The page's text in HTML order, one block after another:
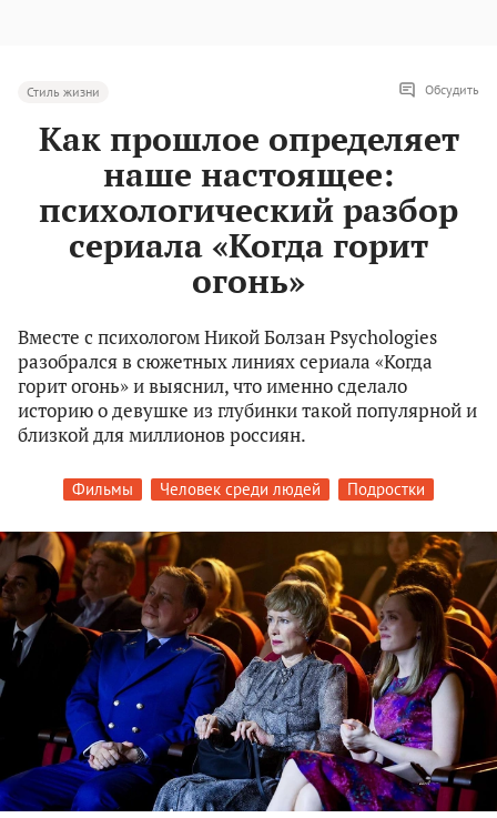
Стиль жизни Обсудить
Как прошлое определяет
наше настоящее:
психологический разбор
сериала «Когда горит
огонь»
Вместе с психологом Никой Болзан Psychologies
разобрался в сюжетных линиях сериала «Когда
горит огонь» и выяснил, что именно сделало
историю о девушке из глубинки такой популярной и
близкой для миллионов россиян.
Фильмы Человек среди людей Подростки